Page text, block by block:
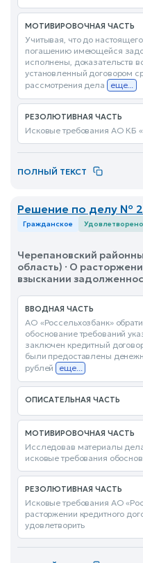
МОТИВИРОВОЧНАЯ ЧАСТЬ
Учитывая, что до
погашению имеющейся
исполнены, доказательств
установленный договором
рассмотрения дела
еще...
РЕЗОЛЮТИВНАЯ ЧАСТЬ
Исковые требования АО КБ
ПОЛНЫЙ ТЕКСТ
Решение по делу №
Гражданское Удовлетворено
Черепановский
область) · О
взыскании
ВВОДНАЯ ЧАСТЬ
АО «Россельхозбанк»
обоснование требований
заключен кредитный
были предоставлены
рублей еще...
ОПИСАТЕЛЬНАЯ ЧАСТЬ
МОТИВИРОВОЧНАЯ ЧАСТЬ
Исследовав материалы
исковые требования
РЕЗОЛЮТИВНАЯ ЧАСТЬ
Исковые требования АО
расторжении кредитного
удовлетворить